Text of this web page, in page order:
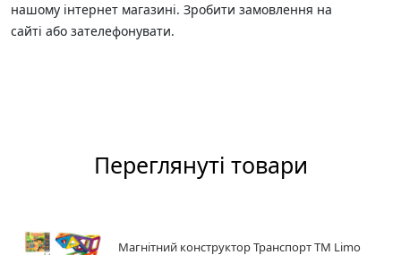
нашому інтернет магазині. Зробити замовлення на
сайті або зателефонувати.
Переглянуті товари
Магнітний конструктор Транспорт ТМ Limo